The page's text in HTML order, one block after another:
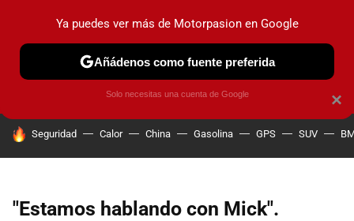
PRUEBAS COCHES ELÉCTRICOS OBSERVATORIO
HOY SE HABLA DE
Seguridad Calor China Gasolina GPS SUV
"Estamos hablando con Mick".
×
Ya puedes ver más de Motorpasion en Google
Añádenos como fuente preferida
Solo necesitas una cuenta de Google